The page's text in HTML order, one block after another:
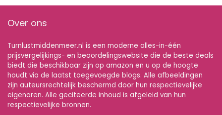
Over ons
Turnlustmiddenmeer.nl is een moderne alles-in-één
prijsvergelijkings- en beoordelingswebsite die de beste deals
biedt die beschikbaar zijn op amazon en u op de hoogte
houdt via de laatst toegevoegde blogs. Alle afbeeldingen
zijn auteursrechtelijk beschermd door hun respectievelijke
eigenaren. Alle geciteerde inhoud is afgeleid van hun
respectievelijke bronnen.